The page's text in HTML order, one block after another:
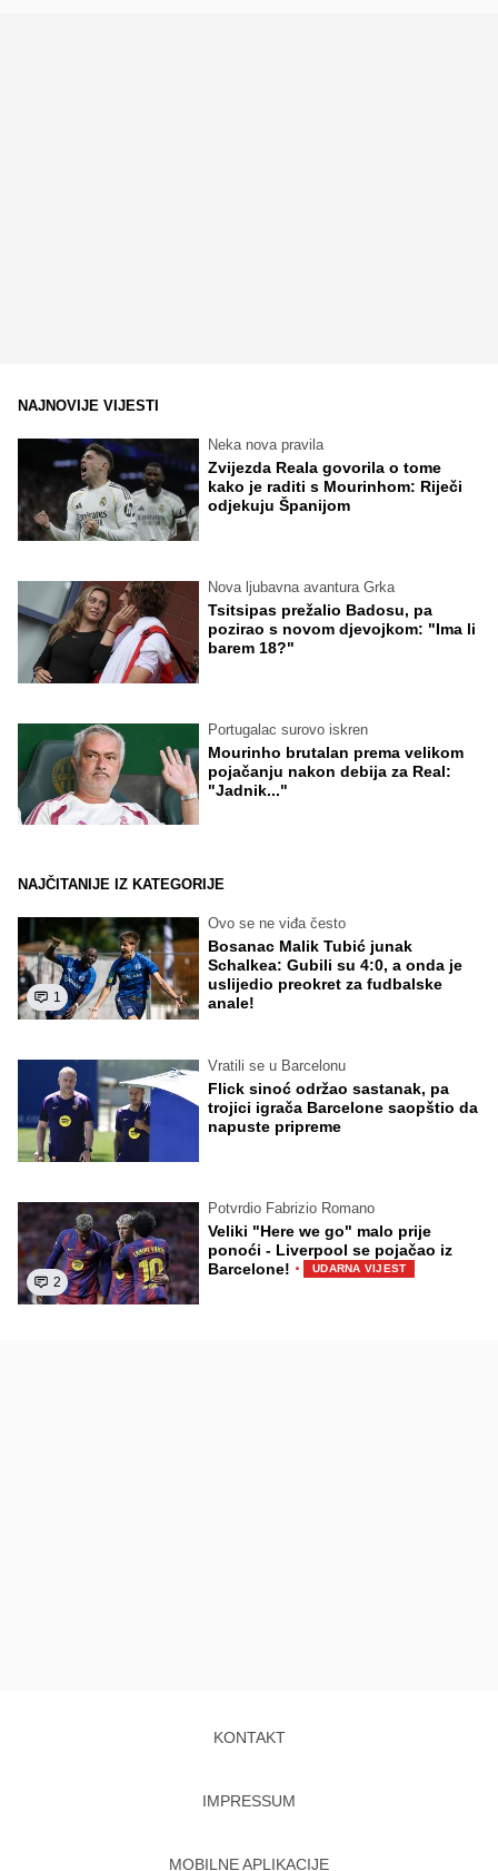
NAJNOVIJE VIJESTI
Neka nova pravila
Zvijezda Reala govorila o tome
kako je raditi s Mourinhom: Riječi
odjekuju Španijom
Nova ljubavna avantura Grka
Tsitsipas prežalio Badosu, pa
pozirao s novom djevojkom: "Ima li
barem 18?"
Portugalac surovo iskren
Mourinho brutalan prema velikom
pojačanju nakon debija za Real:
"Jadnik..."
NAJČITANIJE IZ KATEGORIJE
1
Ovo se ne viđa često
Bosanac Malik Tubić junak
Schalkea: Gubili su 4:0, a onda je
uslijedio preokret za fudbalske
anale!
Vratili se u Barcelonu
Flick sinoć održao sastanak, pa
trojici igrača Barcelone saopštio da
napuste pripreme
2
Potvrdio Fabrizio Romano
Veliki "Here we go" malo prije
ponoći - Liverpool se pojačao iz
Barcelone! · UDARNA VIJEST
KONTAKT
IMPRESSUM
MOBILNE APLIKACIJE